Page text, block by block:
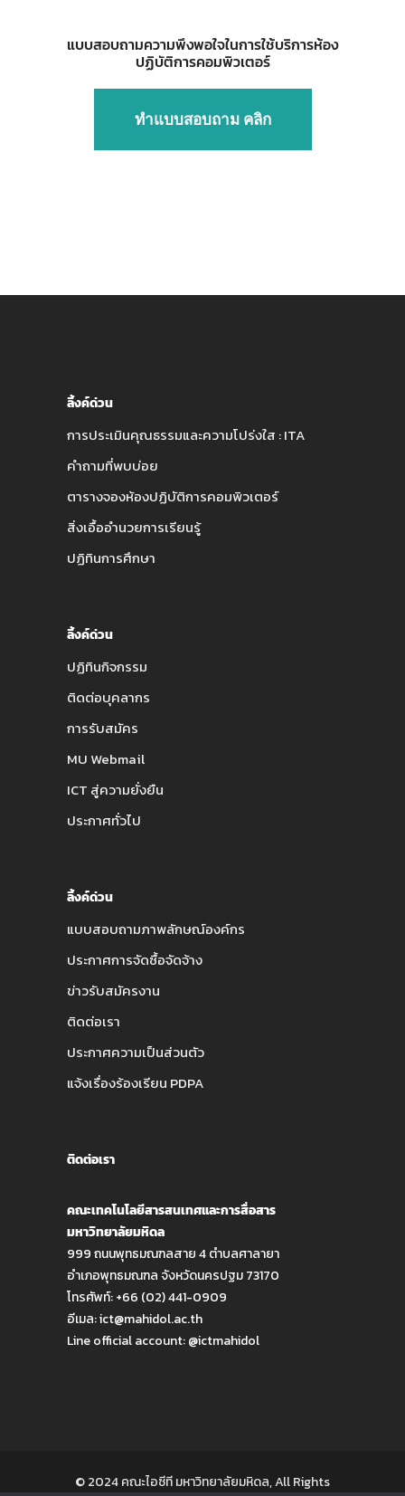
แบบสอบถามความพึงพอใจในการใช้บริการห้อง
ปฏิบัติการคอมพิวเตอร์
ทำแบบสอบถาม คลิก
ลิ้งค์ด่วน
การประเมินคุณธรรมและความโปร่งใส : ITA
คำถามที่พบบ่อย
ตารางจองห้องปฏิบัติการคอมพิวเตอร์
สิ่งเอื้ออำนวยการเรียนรู้
ปฏิทินการศึกษา
ลิ้งค์ด่วน
ปฏิทินกิจกรรม
ติดต่อบุคลากร
การรับสมัคร
MU Webmail
ICT สู่ความยั่งยืน
ประกาศทั่วไป
ลิ้งค์ด่วน
แบบสอบถามภาพลักษณ์องค์กร
ประกาศการจัดซื้อจัดจ้าง
ข่าวรับสมัครงาน
ติดต่อเรา
ประกาศความเป็นส่วนตัว
แจ้งเรื่องร้องเรียน PDPA
ติดต่อเรา
คณะเทคโนโลยีสารสนเทศและการสื่อสาร
มหาวิทยาลัยมหิดล
999 ถนนพุทธมณฑลสาย 4 ตำบลศาลายา
อำเภอพุทธมณฑล จังหวัดนครปฐม 73170
โทรศัพท์: +66 (02) 441-0909
อีเมล:ict@mahidol.ac.th
Line official account:@ictmahidol
© 2024 คณะไอซีที มหาวิทยาลัยมหิดล, All Rights